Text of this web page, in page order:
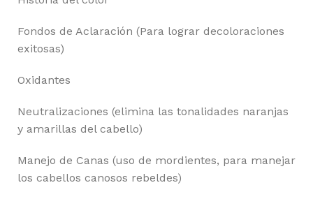
Fondos de Aclaración (Para lograr decoloraciones
exitosas)
Oxidantes
Neutralizaciones (elimina las tonalidades naranjas
y amarillas del cabello)
Manejo de Canas (uso de mordientes, para manejar
los cabellos canosos rebeldes)